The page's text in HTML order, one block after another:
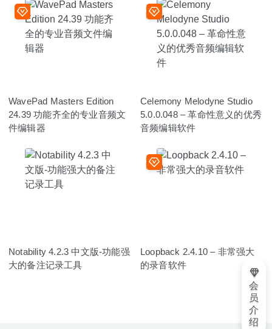
WavePad Masters Edition
24.39 功能齐全的专业音频文
件编辑器
Celemony Melodyne Studio
5.0.0.048 – 革命性意义的优秀
音频编辑软件
Notability 4.2.3 中文版-功能强
大的备注记录工具
Loopback 2.4.10 – 非常强大
的录音软件
会
员
介
绍